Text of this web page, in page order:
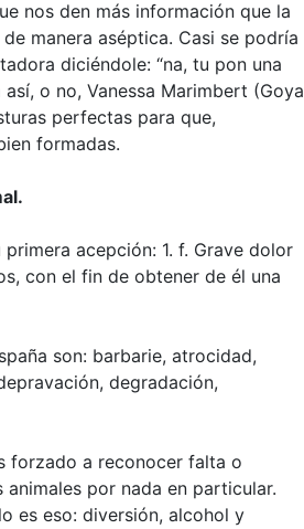
nos den más información que la
manera aséptica. Casi se podría
diciéndole: “na, tu pon una
o no, Vanessa Marimbert (Goya
perfectas para que,
formadas.
acepción: 1. f. Grave dolor
con el fin de obtener de él una
son: barbarie, atrocidad,
degradación,
forzado a reconocer falta o
por nada en particular.
es eso: diversión, alcohol y